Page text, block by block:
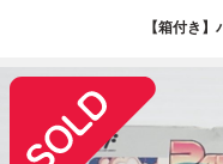
【箱付き